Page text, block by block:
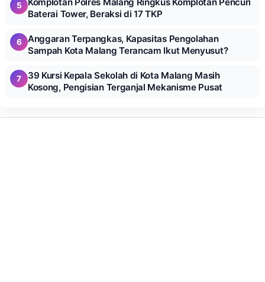
5
Baterai Tower, Beraksi di 17 TKP
6
Anggaran Terpangkas, Kapasitas Pengolahan
Sampah Kota Malang Terancam Ikut Menyusut?
7
39 Kursi Kepala Sekolah di Kota Malang Masih
Kosong, Pengisian Terganjal Mekanisme Pusat